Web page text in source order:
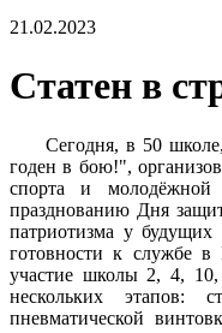
21.02.2023
Статен в
Сегодня, в 50 школе,
годен в бою!",
спорта и
празднованию Дня
патриотизма у
готовности к службе
участие школы 2, 4,
нескольких этапов:
пневматической